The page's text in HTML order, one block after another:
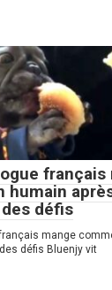
français
humain
défis
mange
défis Bluenjy vit